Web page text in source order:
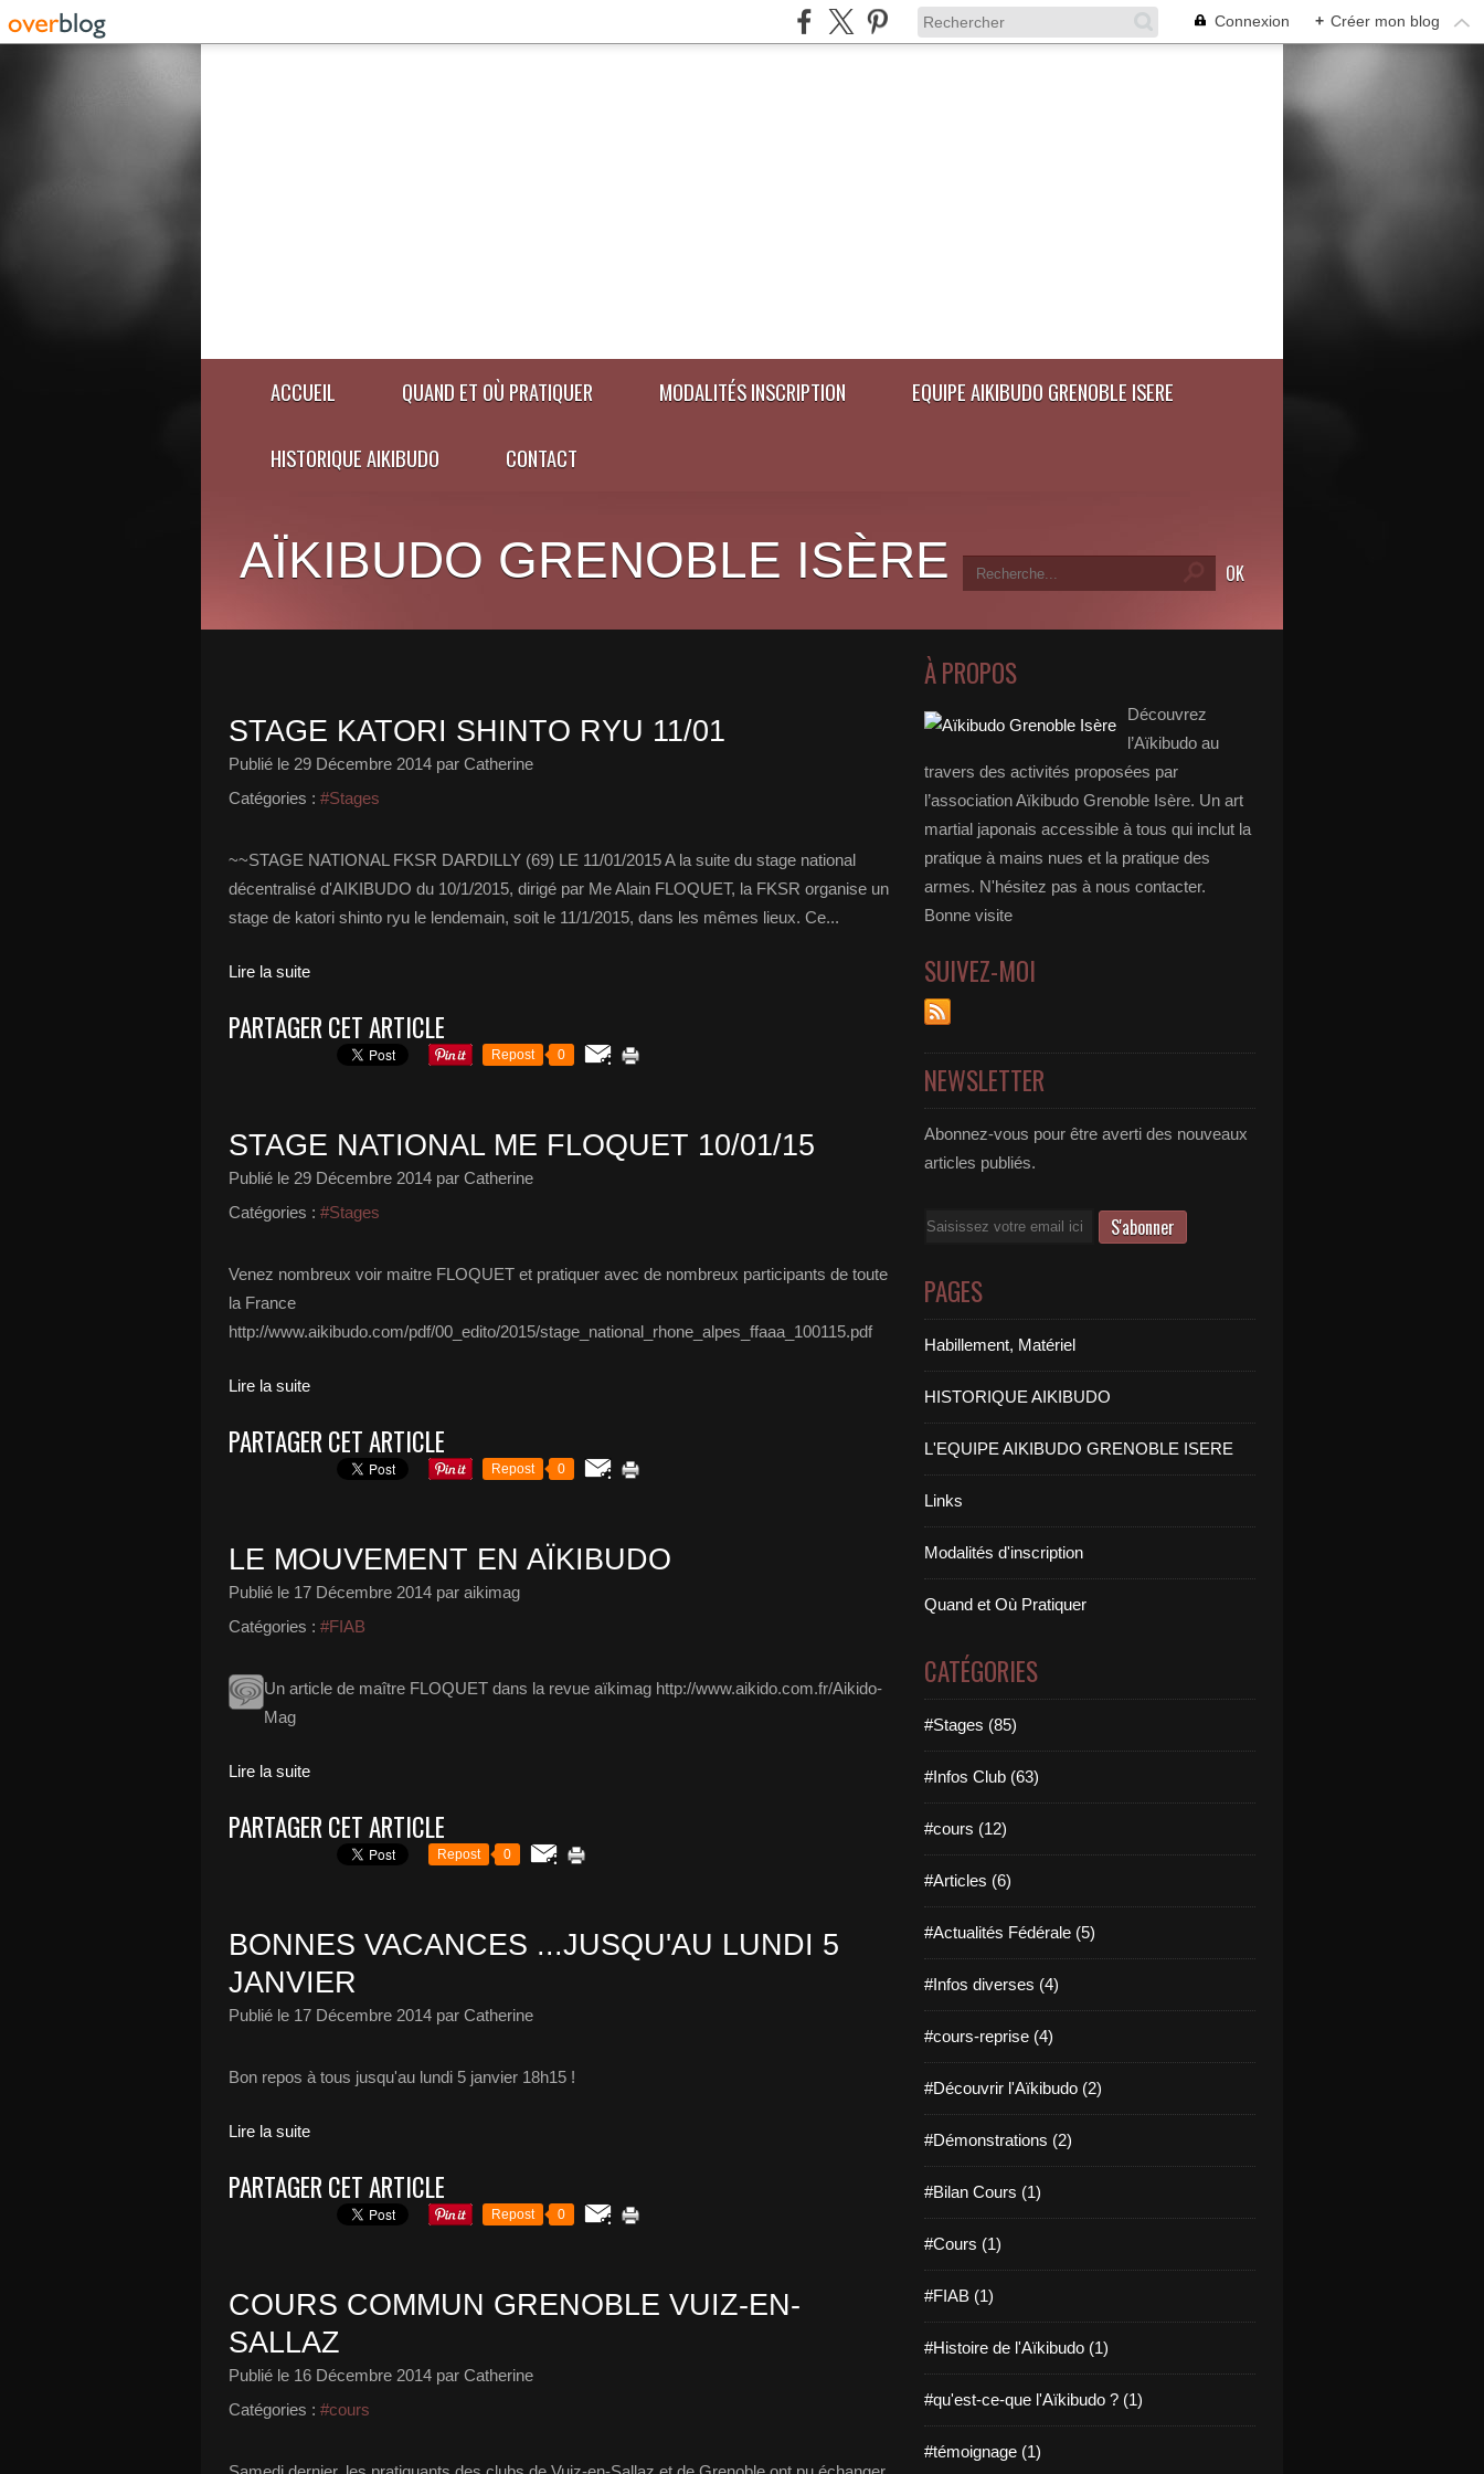
Connexion + Créer mon blog
ACCUEIL QUAND ET OÙ PRATIQUER MODALITÉS INSCRIPTION EQUIPE AIKIBUDO GRENOBLE ISERE
HISTORIQUE AIKIBUDO CONTACT
AÏKIBUDO GRENOBLE ISÈRE
STAGE KATORI SHINTO RYU 11/01
Publié le 29 Décembre 2014 par Catherine
Catégories : #Stages
~~STAGE NATIONAL FKSR DARDILLY (69) LE 11/01/2015 A la suite du stage national
décentralisé d'AIKIBUDO du 10/1/2015, dirigé par Me Alain FLOQUET, la FKSR organise un
stage de katori shinto ryu le lendemain, soit le 11/1/2015, dans les mêmes lieux. Ce...
Lire la suite
PARTAGER CET ARTICLE
Repost 0
STAGE NATIONAL ME FLOQUET 10/01/15
Publié le 29 Décembre 2014 par Catherine
Catégories : #Stages
Venez nombreux voir maitre FLOQUET et pratiquer avec de nombreux participants de toute
la France
http://www.aikibudo.com/pdf/00_edito/2015/stage_national_rhone_alpes_ffaaa_100115.pdf
Lire la suite
PARTAGER CET ARTICLE
Repost 0
LE MOUVEMENT EN AÏKIBUDO
Publié le 17 Décembre 2014 par aikimag
Catégories : #FIAB
Un article de maître FLOQUET dans la revue aïkimag http://www.aikido.com.fr/Aikido-
Mag
Lire la suite
PARTAGER CET ARTICLE
Repost 0
BONNES VACANCES ...JUSQU'AU LUNDI 5
JANVIER
Publié le 17 Décembre 2014 par Catherine
Bon repos à tous jusqu'au lundi 5 janvier 18h15 !
Lire la suite
PARTAGER CET ARTICLE
Repost 0
COURS COMMUN GRENOBLE VUIZ-EN-
SALLAZ
Publié le 16 Décembre 2014 par Catherine
Catégories : #cours
À PROPOS
Découvrez
l’Aïkibudo au
travers des activités proposées par
l’association Aïkibudo Grenoble Isère. Un art
martial japonais accessible à tous qui inclut la
pratique à mains nues et la pratique des
armes. N'hésitez pas à nous contacter.
Bonne visite
SUIVEZ-MOI
NEWSLETTER
Abonnez-vous pour être averti des nouveaux
articles publiés.
Email
PAGES
Habillement, Matériel
HISTORIQUE AIKIBUDO
L'EQUIPE AIKIBUDO GRENOBLE ISERE
Links
Modalités d'inscription
Quand et Où Pratiquer
CATÉGORIES
#Stages (85)
#Infos Club (63)
#cours (12)
#Articles (6)
#Actualités Fédérale (5)
#Infos diverses (4)
#cours-reprise (4)
#Découvrir l'Aïkibudo (2)
#Démonstrations (2)
#Bilan Cours (1)
#Cours (1)
#FIAB (1)
#Histoire de l'Aïkibudo (1)
#qu'est-ce-que l'Aïkibudo ? (1)
#témoignage (1)